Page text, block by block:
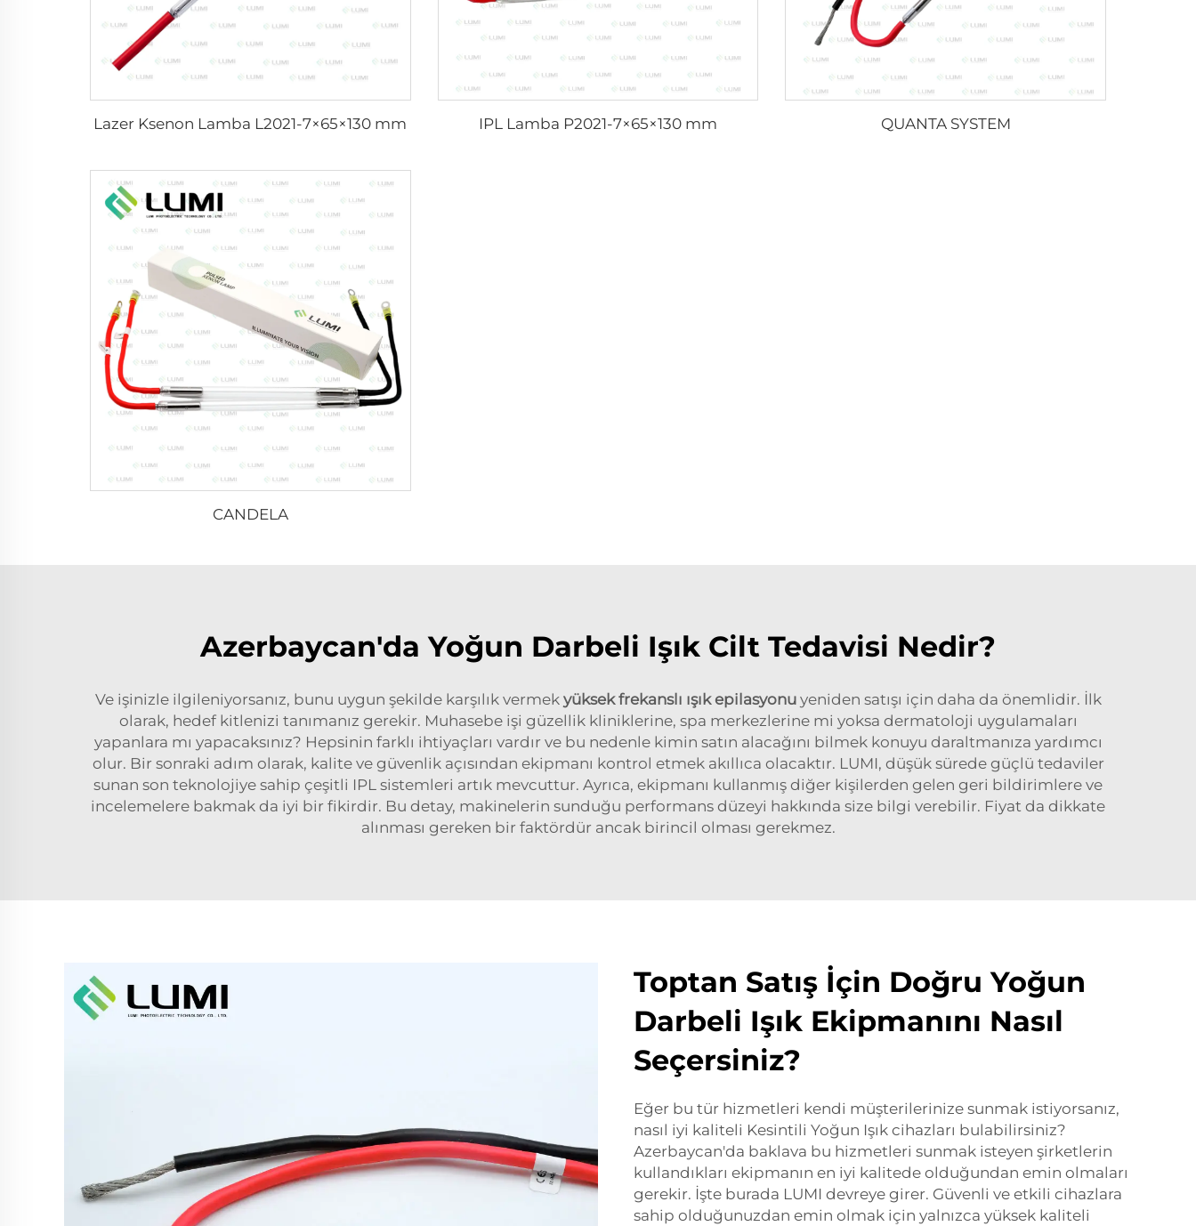
Lazer Ksenon Lamba L2021-7×65×130 mm IPL Lamba P2021-7×65×130 mm QUANTA SYSTEM
CANDELA
Azerbaycan'da Yoğun Darbeli Işık Cilt Tedavisi Nedir?
Ve işinizle ilgileniyorsanız, bunu uygun şekilde karşılık vermek yüksek frekanslı ışık epilasyonu yeniden satışı için daha da önemlidir. İlk
olarak, hedef kitlenizi tanımanız gerekir. Muhasebe işi güzellik kliniklerine, spa merkezlerine mi yoksa dermatoloji uygulamaları
yapanlara mı yapacaksınız? Hepsinin farklı ihtiyaçları vardır ve bu nedenle kimin satın alacağını bilmek konuyu daraltmanıza yardımcı
olur. Bir sonraki adım olarak, kalite ve güvenlik açısından ekipmanı kontrol etmek akıllıca olacaktır. LUMI, düşük sürede güçlü tedaviler
sunan son teknolojiye sahip çeşitli IPL sistemleri artık mevcuttur. Ayrıca, ekipmanı kullanmış diğer kişilerden gelen geri bildirimlere ve
incelemelere bakmak da iyi bir fikirdir. Bu detay, makinelerin sunduğu performans düzeyi hakkında size bilgi verebilir. Fiyat da dikkate
alınması gereken bir faktördür ancak birincil olması gerekmez.
Toptan Satış İçin Doğru Yoğun
Darbeli Işık Ekipmanını Nasıl
Seçersiniz?
Eğer bu tür hizmetleri kendi müşterilerinize sunmak istiyorsanız,
nasıl iyi kaliteli Kesintili Yoğun Işık cihazları bulabilirsiniz?
Azerbaycan'da baklava bu hizmetleri sunmak isteyen şirketlerin
kullandıkları ekipmanın en iyi kalitede olduğundan emin olmaları
gerekir. İşte burada LUMI devreye girer. Güvenli ve etkili cihazlara
sahip olduğunuzdan emin olmak için yalnızca yüksek kaliteli